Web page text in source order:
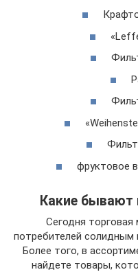
фруктовое
Какие бывают
Сегодня торговая
потребителей солидным
Более того, в
найдете товары,